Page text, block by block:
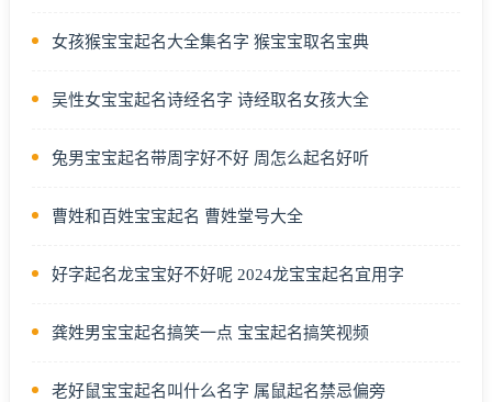
女孩猴宝宝起名大全集名字 猴宝宝取名宝典
吴性女宝宝起名诗经名字 诗经取名女孩大全
兔男宝宝起名带周字好不好 周怎么起名好听
曹姓和百姓宝宝起名 曹姓堂号大全
好字起名龙宝宝好不好呢 2024龙宝宝起名宜用字
龚姓男宝宝起名搞笑一点 宝宝起名搞笑视频
老好鼠宝宝起名叫什么名字 属鼠起名禁忌偏旁